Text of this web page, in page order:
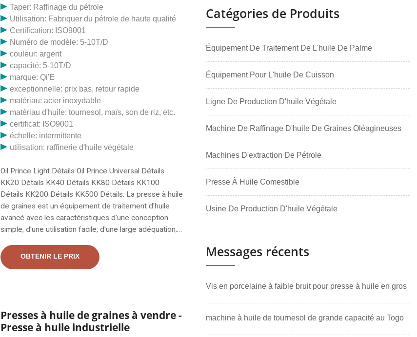
sésame, Presse à huile d'amande, Expulseur d'huile de
noix et de graines de l'huile Fournisseur ou fabricant de
presseurs-.
Taper: Raffinage du pétrole
Utilisation: Fabriquer du pétrole de haute qualité
Certification: ISO9001
Numéro de modèle: 5-10T/D
couleur: argent
capacité: 5-10T/D
marque: Qi'E
exceptionnelle: prix bas, retour rapide
matériau: acier inoxydable
matériau d'huile: tournesol, maïs, son de riz, etc.
certificat: ISO9001
échelle: intermittente
utilisation: raffinerie d'huile végétale
Oil Prince Light Détails Oil Prince Universal Détails
KK20 Détails KK40 Détails KK80 Détails KK100
Détails KK200 Détails KK500 Détails. La presse à huile
de graines est un équipement de traitement d'huile
avancé avec les caractéristiques d'une conception
simple, d'une utilisation facile, d'une large adéquation,
et d'un taux de production d'huile. Caractéristiques de
la presse à huile de graines 1. Utilisez de l'acier au
durables et difficiles à endommager. 2.
OBTENIR LE PRIX
Presses à huile de graines à vendre -
Presse à huile industrielle
Catégories de Produits
Équipement De Traitement De L'huile De Palme
Équipement Pour L'huile De Cuisson
Ligne De Production D'huile Végétale
Machine De Raffinage D'huile De Graines Oléagineuses
Machines D'extraction De Pétrole
Presse À Huile Comestible
Usine De Production D'huile Végétale
Messages récents
Vis en porcelaine à faible bruit pour presse à huile en gros
machine à huile de tournesol de grande capacité au Togo